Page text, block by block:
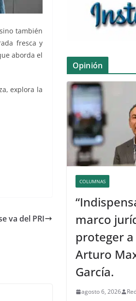
también
fresca y
aborda el
explora la
va del PRI
Opinión
COLUMNAS
marco
proteger a
Arturo
García.
agosto 6, 2026